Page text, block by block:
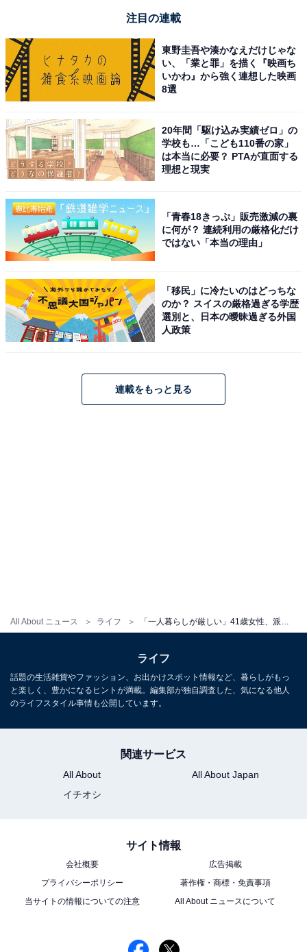
All About ニュース ライフ
実家暮らしで苦労していることを尋ねると、「幾つにな
っても、子供だと思っているようで出かける際どこへ行
る」とのこと。また、「親が自分をあてにしすぎて自分
で物事を考えなくなってきている。実家暮らしなので友
人や彼を呼べない」と話しました。
お金に関する悩みについては、「実家暮らしでもお金が
意外とたまらない（何かスイーツなどを買う際は人数分
必要だったりする）外食も人数分払わなくてはならな
い」と教えてくれました。
通勤の便がよく、仕事が忙しかったことから実家を出る
タイミングがなかったと話す回答者。いずれは“実家を出
たい”という希望と“高齢になっていく両親を残して出て
※回答者のコメントは原文ママです
こちらもおすすめ
注目の連載
東野圭吾や湊かなえだけじゃな
い、「業と罪」を描く『映画ち
いかわ』から強く連想した映画
8選
20年間「駆け込み実績ゼロ」の
学校も…「こども110番の家」
は本当に必要？ PTAが直面する
理想と現実
「青春18きっぷ」販売激減の裏
に何が？ 連続利用の厳格化だけ
ではない「本当の理由」
「移民」に冷たいのはどっちな
のか？ スイスの厳格過ぎる学歴
選別と、日本の曖昧過ぎる外国
人政策
連載をもっと見る
ライフ
話題の生活雑貨やファッション、お出かけスポット情報など、暮らしがもっ
と楽しく、豊かになるヒントが満載。編集部が独自調査した、気になる他人
のライフスタイル事情も公開しています。
関連サービス
All About
All About Japan
イチオシ
サイト情報
会社概要
広告掲載
プライバシーポリシー
著作権・商標・免責事項
当サイトの情報についての注意
All About ニュースについて